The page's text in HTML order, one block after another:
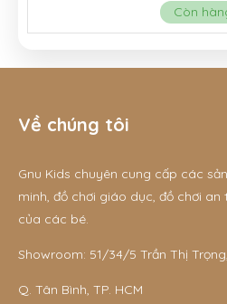
Về chúng tôi
Gnu Kids chuyên cung cấp các
minh, đồ chơi giáo dục, đồ chơi
của các bé.
Showroom: 51/34/5 Trần Thị
Q. Tân Bình, TP. HCM